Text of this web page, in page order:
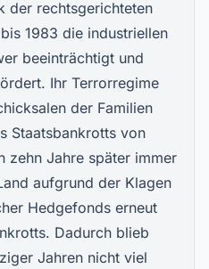
der rechtsgerichteten
1983 die industriellen
beeinträchtigt und
Ihr Terrorregime
der Familien
Staatsbankrotts von
zehn Jahre später immer
aufgrund der Klagen
Hedgefonds erneut
Dadurch blieb
Jahren nicht viel